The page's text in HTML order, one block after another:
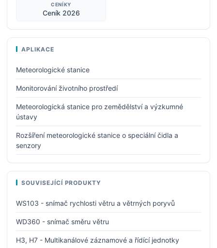
CENÍKY
Ceník 2026
APLIKACE
Meteorologické stanice
Monitorování životního prostředí
Meteorologická stanice pro zemědělství a výzkumné
ústavy
Rozšíření meteorologické stanice o speciální čidla a
senzory
SOUVISEJÍCÍ PRODUKTY
WS103 - snímač rychlosti větru a větrných poryvů
WD360 - snímač směru větru
H3, H7 - Multikanálové záznamové a řídící jednotky